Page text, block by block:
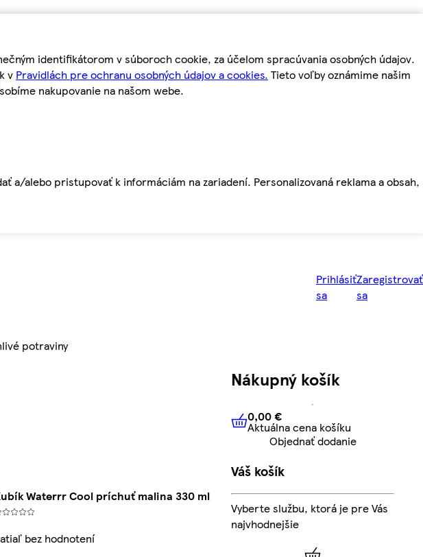
identifikátorom v súboroch cookie, za účelom spracúvania osobných údajov.
v Pravidlách pre ochranu osobných údajov a cookies. Tieto voľby oznámime našim
nakupovanie na našom webe.
a/alebo pristupovať k informáciám na zariadení. Personalizovaná reklama a obsah,
Prihlásiť
sa
Zaregistrovať
sa
potraviny
Waterrr Cool príchuť malina 330 ml
bez hodnotení
Nákupný košík
0,00 € Aktuálna cena košíku
0,00 €
Aktuálna cena košíku
Objednať dodanie
Váš košík
Vyberte službu, ktorá je pre Vás
najvhodnejšie